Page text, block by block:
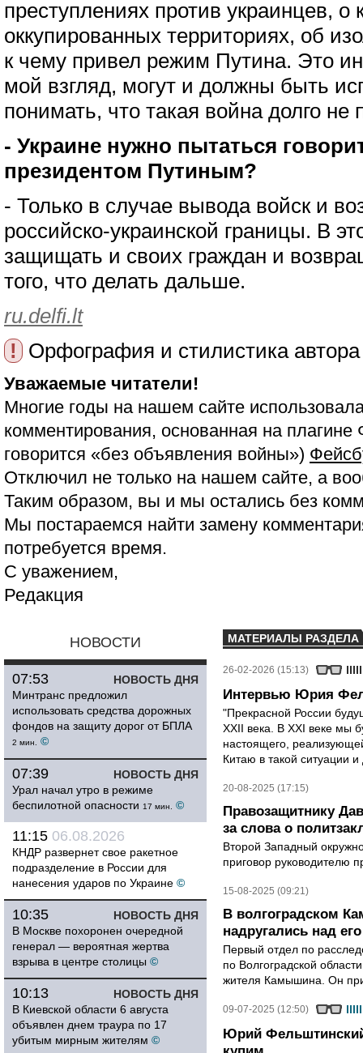
преступлениях против украинцев, о
оккупированных территориях, об
к чему привел режим Путина. Это
мой взгляд, могут и должны быть
понимать, что такая война долго не
- Украине нужно пытаться
президентом Путиным?
- Только в случае вывода войск и
российско-украинской границы. В
защищать и своих граждан и
того, что делать дальше.
ru.delfi.lt
!
Орфография и стилистика
Уважаемые читатели!
Многие годы на нашем сайте
комментирования, основанная на
говорится «без объявления войны»)
Отключил не только на нашем сайте, а
Таким образом, вы и мы остались без
Мы постараемся найти замену
потребуется время.
С уважением,
Редакция
НОВОСТИ
НОВОСТЬ ДНЯ
07:53
Минтранс предложил
использовать средства дорожных
фондов на защиту дорог от БПЛА
2 мин. ©
НОВОСТЬ ДНЯ
07:39
Урал начал утро в режиме
беспилотной опасности 17 мин. ©
11:15 06.08.2026
КНДР развернет свое ракетное
подразделение в России для
нанесения ударов по Украине ©
НОВОСТЬ ДНЯ
10:35
В Москве похоронен очередной
генерал — вероятная жертва
взрыва в центре столицы ©
НОВОСТЬ ДНЯ
10:13
В Киевской области 6 августа
объявлен днем траура по 17
убитым мирным жителям ©
МАТЕРИАЛЫ РАЗДЕЛА
26-02-2026 (15:13)
Интервью Юрия
"Прекрасной России
XXII века. В XXI веке мы
настоящего,
Китаю в такой ситуации
20-08-2025 (17:15)
Правозащитнику
за слова о
Второй Западный
приговор руководителю
15-08-2025 (09:21)
В волгоградском
надругались над
Первый отдел по
по Волгоградской
жителя Камышина. Он
09-07-2025 (12:50)
Юрий